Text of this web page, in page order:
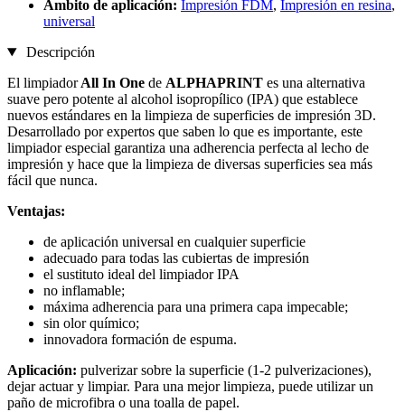
Ámbito de aplicación: Impresión FDM, Impresión en resina,
universal
Descripción
El limpiadorAll In One de ALPHAPRINT es una alternativa
suave pero potente al alcohol isopropílico (IPA) que establece
nuevos estándares en la limpieza de superficies de impresión 3D.
Desarrollado por expertos que saben lo que es importante, este
limpiador especial garantiza una adherencia perfecta al lecho de
impresión y hace que la limpieza de diversas superficies sea más
fácil que nunca.
Ventajas:
de aplicación universal en cualquier superficie
adecuado para todas las cubiertas de impresión
el sustituto ideal del limpiador IPA
no inflamable;
máxima adherencia para una primera capa impecable;
sin olor químico;
innovadora formación de espuma.
Aplicación: pulverizar sobre la superficie (1-2 pulverizaciones),
dejar actuar y limpiar. Para una mejor limpieza, puede utilizar un
paño de microfibra o una toalla de papel.